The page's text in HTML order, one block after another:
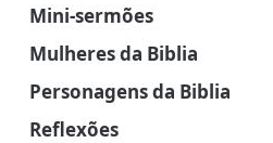
Mini-sermões
Mulheres da Biblia
Personagens da Biblia
Reflexões